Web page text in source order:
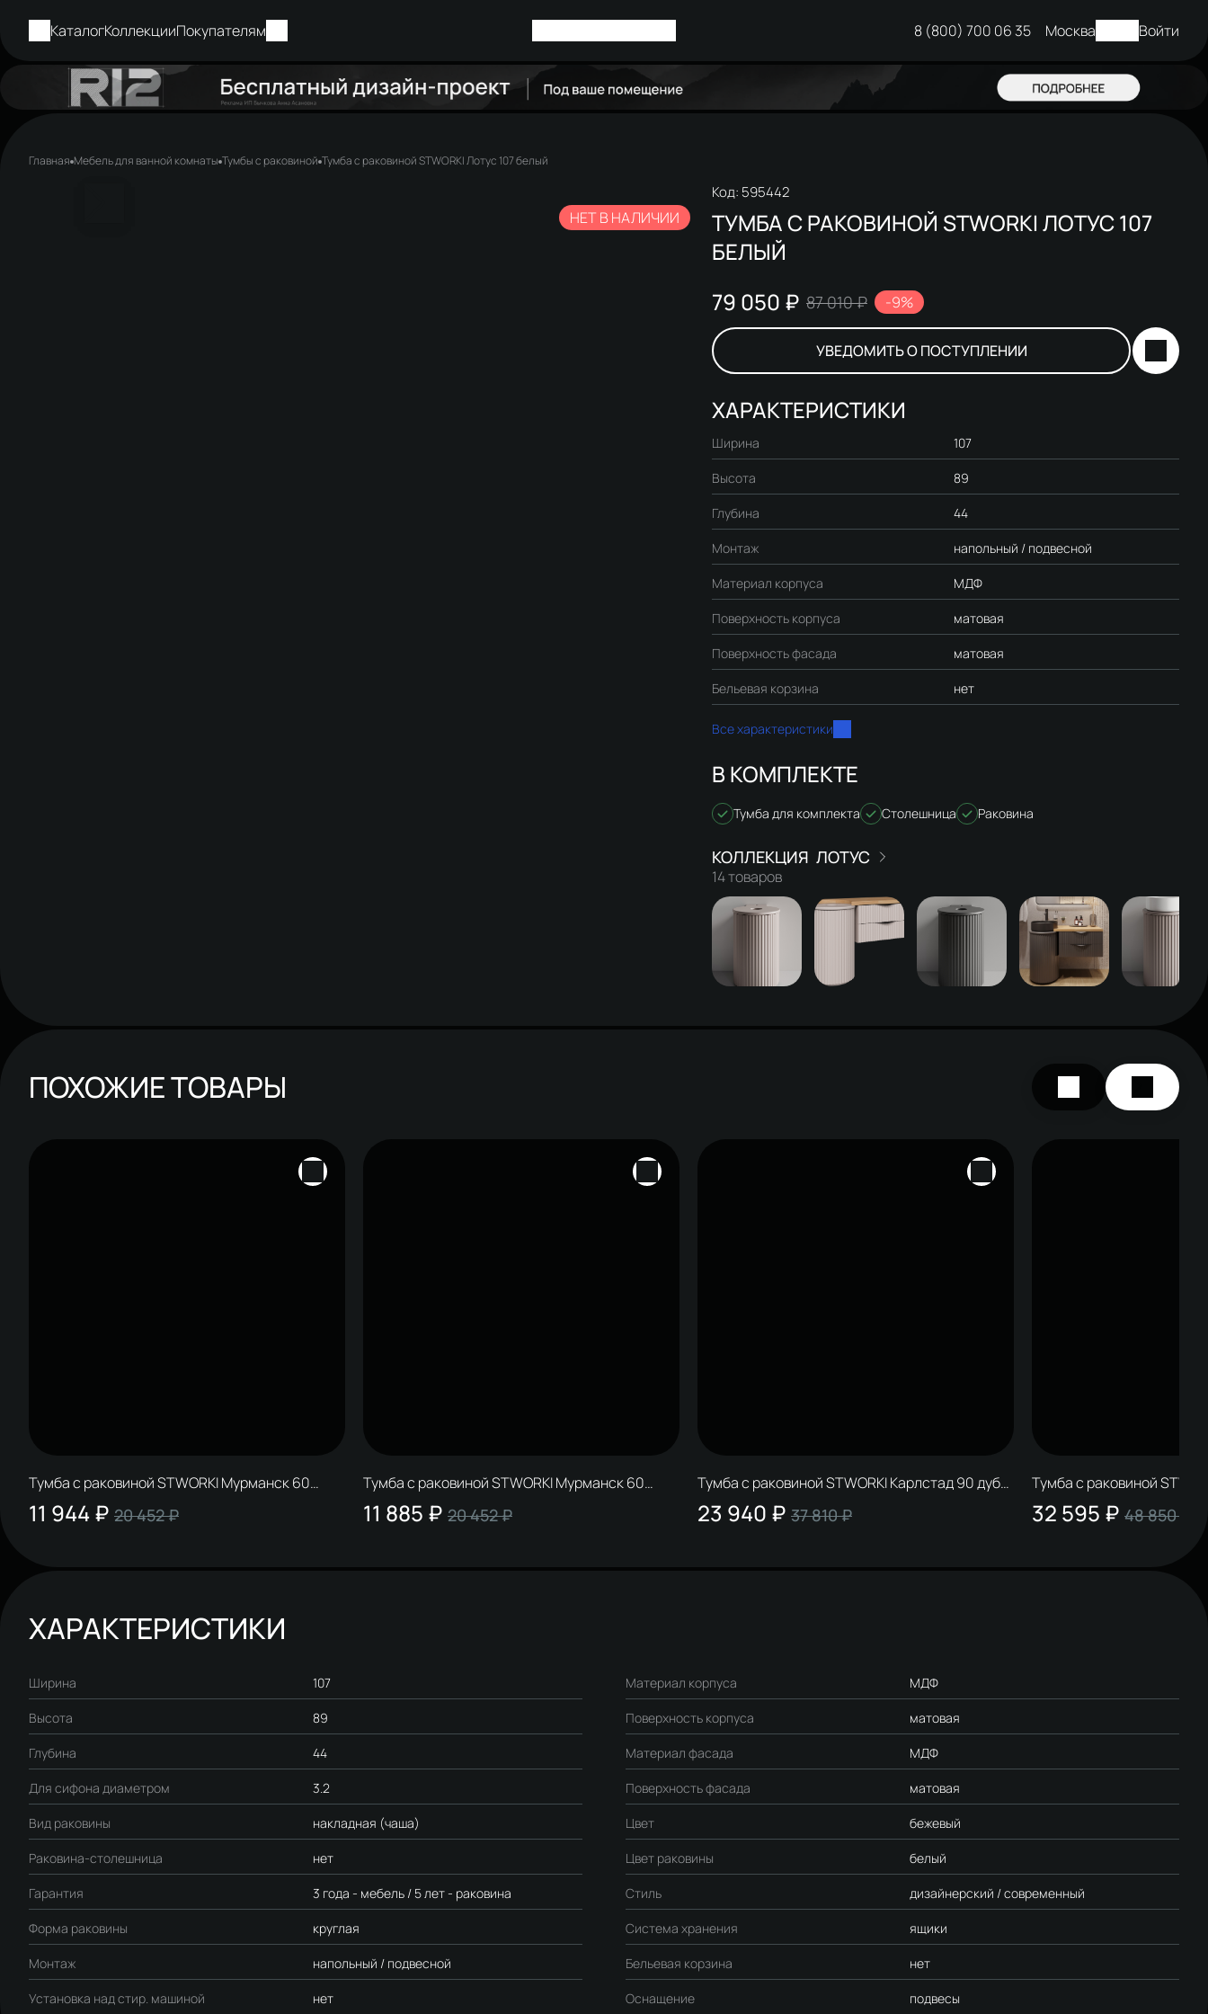
КаталогКоллекцииПокупателям 8 (800) 700 06 35 Москва Войти
Главная Мебель для ванной комнаты Тумбы с раковиной Тумба с раковиной STWORKI Лотус 107 белый
НЕТ В НАЛИЧИИ
Код: 595442
ТУМБА С РАКОВИНОЙ STWORKI ЛОТУС 107
БЕЛЫЙ
79 050 ₽ 87 010 ₽ -9%
УВЕДОМИТЬ О ПОСТУПЛЕНИИ
ХАРАКТЕРИСТИКИ
Ширина 107
Высота 89
Глубина 44
Монтаж напольный / подвесной
Материал корпуса МДФ
Поверхность корпуса матовая
Поверхность фасада матовая
Бельевая корзина нет
Все характеристики
В КОМПЛЕКТЕ
Тумба для комплекта Столешница Раковина
ЛОТУС
14 товаров
ПОХОЖИЕ ТОВАРЫ
Тумба с раковиной STWORKI Мурманск 60
(FR2) подвесная, антрацит
11 944 ₽ 20 452 ₽
Тумба с раковиной STWORKI Мурманск 60
(FR2) подвесная, белая, антрацит
11 885 ₽ 20 452 ₽
Тумба с раковиной STWORKI Карлстад 90 дуб
рустикальный
23 940 ₽ 37 810 ₽
Тумба с раковиной
антрацит, раковина
32 595 ₽ 48 850 ₽
ХАРАКТЕРИСТИКИ
Ширина 107
Высота 89
Глубина 44
Для сифона диаметром 3.2
Вид раковины накладная (чаша)
Раковина-столешница нет
Гарантия 3 года - мебель / 5 лет - раковина
Форма раковины круглая
Монтаж напольный / подвесной
Установка над стир. машиной нет
Материал корпуса МДФ
Поверхность корпуса матовая
Материал фасада МДФ
Поверхность фасада матовая
Цвет бежевый
Цвет раковины белый
Стиль дизайнерский / современный
Система хранения ящики
Бельевая корзина нет
Оснащение подвесы